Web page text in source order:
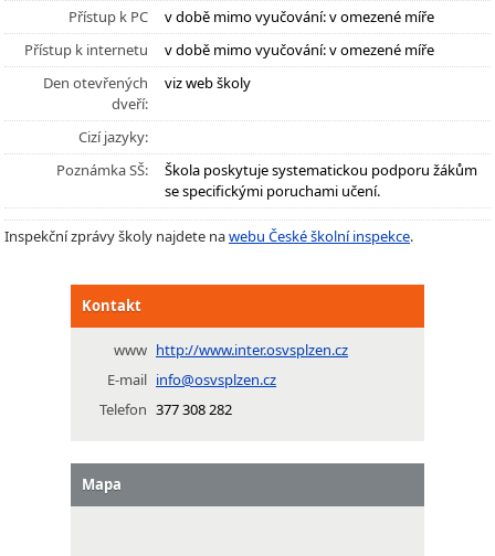
Přístup k PC
v době mimo vyučování: v omezené míře
Přístup k internetu
v době mimo vyučování: v omezené míře
Den otevřených
dveří:
viz web školy
Cizí jazyky:
Poznámka SŠ:
Škola poskytuje systematickou podporu žákům
se specifickými poruchami učení.
Inspekční zprávy školy najdete nawebu České školní inspekce.
Kontakt
www http://www.inter.osvsplzen.cz
E-mail info@osvsplzen.cz
Telefon 377 308 282
Mapa